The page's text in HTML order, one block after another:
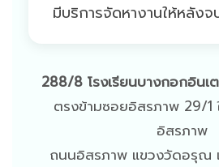
มีบริการจัดหางานให้หลัง
288/8 โรงเรียนบางกอกอินเ
ตรงข้ามซอยอิสรภาพ 29/1
อิสรภาพ
ถนนอิสรภาพ แขวงวัดอรุณ